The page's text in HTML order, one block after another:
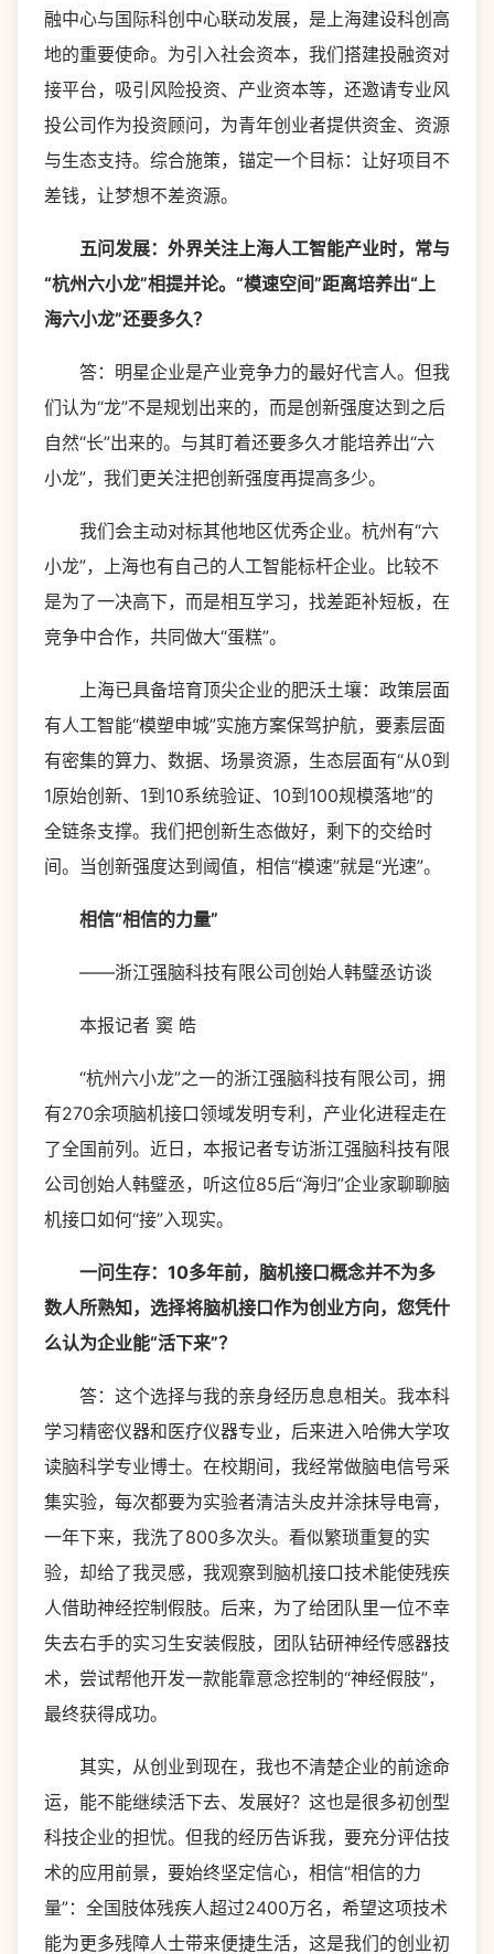
融中心与国际科创中心联动发展，是上海建设科创高
地的重要使命。为引入社会资本，我们搭建投融资对
接平台，吸引风险投资、产业资本等，还邀请专业风
投公司作为投资顾问，为青年创业者提供资金、资源
与生态支持。综合施策，锚定一个目标：让好项目不
差钱，让梦想不差资源。
五问发展：外界关注上海人工智能产业时，常与
“杭州六小龙”相提并论。“模速空间”距离培养出“上
海六小龙”还要多久？
答：明星企业是产业竞争力的最好代言人。但我
们认为“龙”不是规划出来的，而是创新强度达到之后
自然“长”出来的。与其盯着还要多久才能培养出“六
小龙”，我们更关注把创新强度再提高多少。
我们会主动对标其他地区优秀企业。杭州有“六
小龙”，上海也有自己的人工智能标杆企业。比较不
是为了一决高下，而是相互学习，找差距补短板，在
竞争中合作，共同做大“蛋糕”。
上海已具备培育顶尖企业的肥沃土壤：政策层面
有人工智能“模塑申城”实施方案保驾护航，要素层面
有密集的算力、数据、场景资源，生态层面有“从0到
1原始创新、1到10系统验证、10到100规模落地”的
全链条支撑。我们把创新生态做好，剩下的交给时
间。当创新强度达到阈值，相信“模速”就是“光速”。
相信“相信的力量”
——浙江强脑科技有限公司创始人韩璧丞访谈
本报记者 窦 皓
“杭州六小龙”之一的浙江强脑科技有限公司，拥
有270余项脑机接口领域发明专利，产业化进程走在
了全国前列。近日，本报记者专访浙江强脑科技有限
公司创始人韩璧丞，听这位85后“海归”企业家聊聊脑
机接口如何“接”入现实。
一问生存：10多年前，脑机接口概念并不为多
数人所熟知，选择将脑机接口作为创业方向，您凭什
么认为企业能“活下来”？
答：这个选择与我的亲身经历息息相关。我本科
学习精密仪器和医疗仪器专业，后来进入哈佛大学攻
读脑科学专业博士。在校期间，我经常做脑电信号采
集实验，每次都要为实验者清洁头皮并涂抹导电膏，
一年下来，我洗了800多次头。看似繁琐重复的实
验，却给了我灵感，我观察到脑机接口技术能使残疾
人借助神经控制假肢。后来，为了给团队里一位不幸
失去右手的实习生安装假肢，团队钻研神经传感器技
术，尝试帮他开发一款能靠意念控制的“神经假肢”，
最终获得成功。
其实，从创业到现在，我也不清楚企业的前途命
运，能不能继续活下去、发展好？这也是很多初创型
科技企业的担忧。但我的经历告诉我，要充分评估技
术的应用前景，要始终坚定信心，相信“相信的力
量”：全国肢体残疾人超过2400万名，希望这项技术
能为更多残障人士带来便捷生活，这是我们的创业初